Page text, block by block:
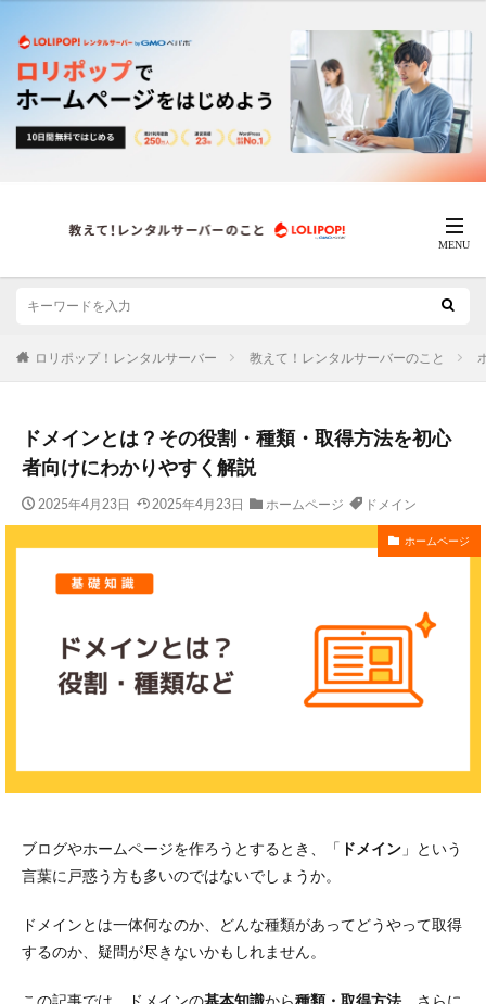
ロリポップ！レンタルサーバー 教えて！レンタルサーバーのこと
ドメインとは？その役割・種類・取得方法を初心
者向けにわかりやすく解説
2025年4月23日 2025年4月23日 ホームページ ドメイン
ホームページ
ブログやホームページを作ろうとするとき、「 ドメイン 」という
言葉に戸惑う方も多いのではないでしょうか。
ドメインとは一体何なのか、どんな種類があってどうやって取得
するのか、疑問が尽きないかもしれません。